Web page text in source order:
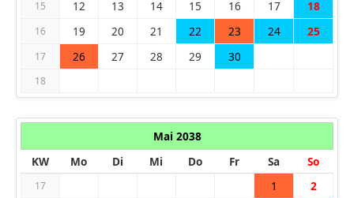
15 12 13 14 15 16 17 18
16 19 20 21 22 23 24 25
17 26 27 28 29 30
18
Mai 2038
KW
Mo Di Mi Do Fr Sa So
17 1 2